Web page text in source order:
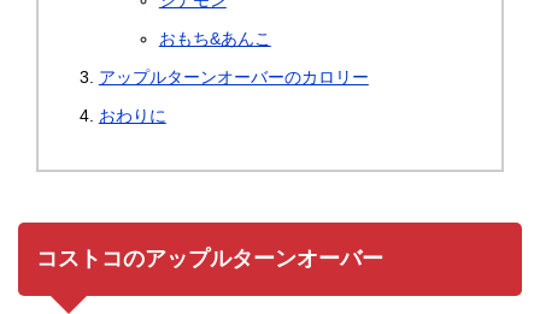
おもち&あんこ
アップルターンオーバーのカロリー
おわりに
コストコのアップルターンオーバー